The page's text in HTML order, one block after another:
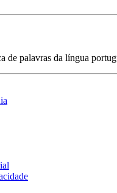
de palavras da língua